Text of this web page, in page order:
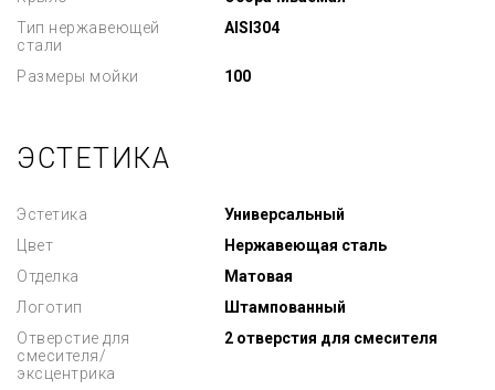
Тип нержавеющей
стали
AISI304
Размеры мойки 100
ЭСТЕТИКА
Эстетика
Универсальный
Цвет
Нержавеющая сталь
Отделка
Матовая
Логотип
Штампованный
Отверстие для
смесителя/
эксцентрика
2 отверстия для смесителя